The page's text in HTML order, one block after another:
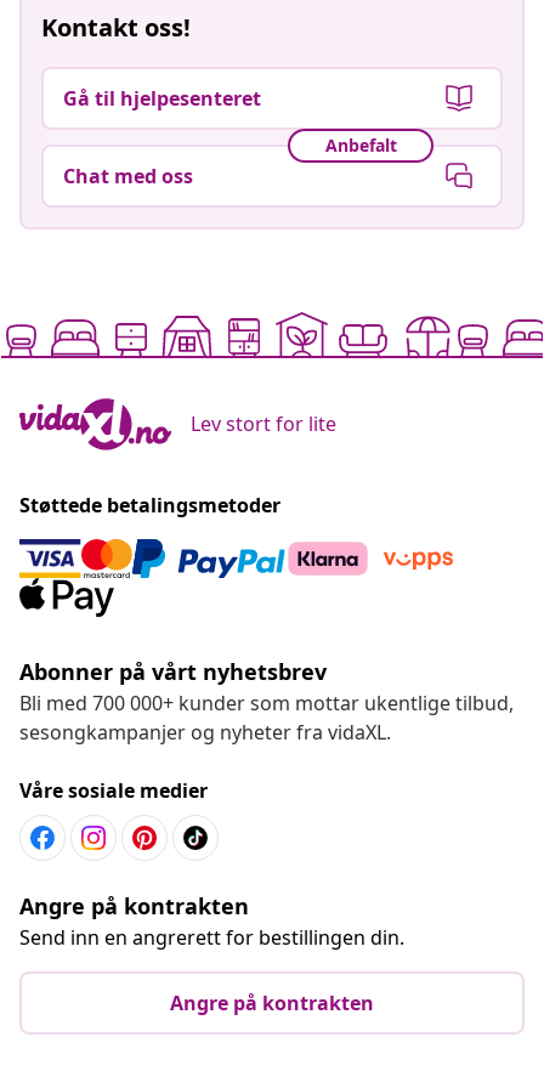
Kontakt oss!
Gå til hjelpesenteret
Anbefalt
Chat med oss
Lev stort for lite
Støttede betalingsmetoder
Abonner på vårt nyhetsbrev
Bli med 700 000+ kunder som mottar ukentlige tilbud,
sesongkampanjer og nyheter fra vidaXL.
Våre sosiale medier
Angre på kontrakten
Send inn en angrerett for bestillingen din.
Angre på kontrakten